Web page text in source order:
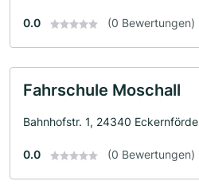
0.0 (0 Bewertungen)
Fahrschule Moschall
Bahnhofstr. 1, 24340 Eckernförde
0.0 (0 Bewertungen)